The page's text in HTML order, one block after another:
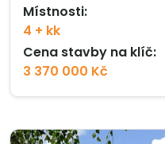
Místnosti:
4 + kk
Cena stavby na klíč:
3 370 000 Kč